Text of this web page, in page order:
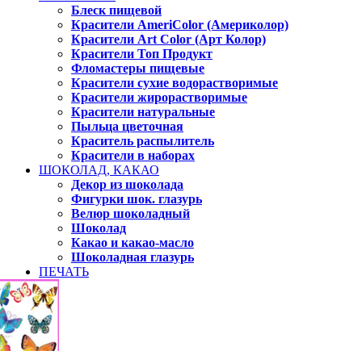
Блеск пищевой
Красители AmeriColor (Америколор)
Красители Art Color (Арт Колор)
Красители Топ Продукт
Фломастеры пищевые
Красители сухие водорастворимые
Красители жирорастворимые
Красители натуральные
Пыльца цветочная
Краситель распылитель
Красители в наборах
ШОКОЛАД, КАКАО
Декор из шоколада
Фигурки шок. глазурь
Велюр шоколадный
Шоколад
Какао и какао-масло
Шоколадная глазурь
ПЕЧАТЬ